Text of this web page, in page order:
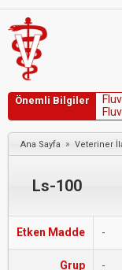
Önemli Bilgiler Fuv
Fuv
sald
obs
üz e
Ana Sayfa » Veteriner
Ls-100
Etken Madde -
Grup -